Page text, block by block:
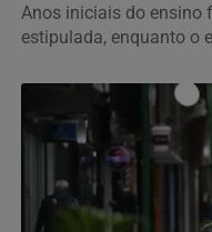
Anos iniciais do ensino
estipulada, enquanto o